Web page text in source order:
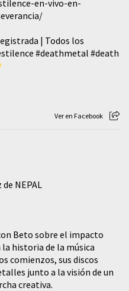
en-vivo-en-
| Todos los
#deathmetal #death
Ver en Facebook
NEPAL
Beto sobre el impacto
historia de la música
comienzos, sus discos
junto a la visión de un
creativa.